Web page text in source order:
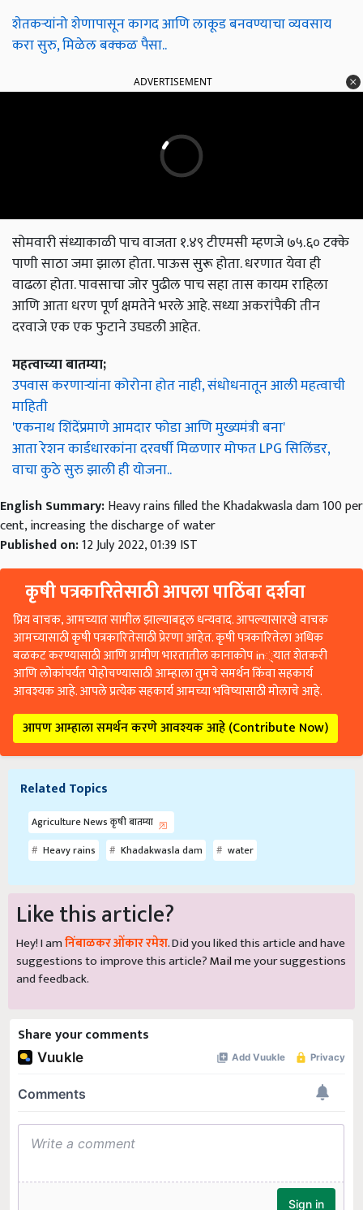
शेतकऱ्यांनो शेणापासून कागद आणि लाकूड बनवण्याचा व्यवसाय
करा सुरु, मिळेल बक्कळ पैसा..
ADVERTISEMENT
सोमवारी संध्याकाळी पाच वाजता १.४९ टीएमसी म्हणजे ७५.६० टक्के
पाणी साठा जमा झाला होता. पाऊस सुरू होता. धरणात येवा ही
वाढला होता. पावसाचा जोर पुढील पाच सहा तास कायम राहिला
आणि आता धरण पूर्ण क्षमतेने भरले आहे. सध्या अकरांपैकी तीन
दरवाजे एक एक फुटाने उघडली आहेत.
महत्वाच्या बातम्या;
उपवास करणाऱ्यांना कोरोना होत नाही, संधोधनातून आली महत्वाची
माहिती
'एकनाथ शिंदेंप्रमाणे आमदार फोडा आणि मुख्यमंत्री बना'
आता रेशन कार्डधारकांना दरवर्षी मिळणार मोफत LPG सिलिंडर,
वाचा कुठे सुरु झाली ही योजना..
English Summary:Heavy rains filled the Khadakwasla dam 100 per
cent, increasing the discharge of water
Published on:12 July 2022, 01:39 IST
कृषी पत्रकारितेसाठी आपला पाठिंबा दर्शवा
प्रिय वाचक, आमच्यात सामील झाल्याबद्दल धन्यवाद. आपल्यासारखे वाचक
आमच्यासाठी कृषी पत्रकारितेसाठी प्रेरणा आहेत. कृषी पत्रकारितेला अधिक
बळकट करण्यासाठी आणि ग्रामीण भारतातील कानाकोप in्यात शेतकरी
आणि लोकांपर्यंत पोहोचण्यासाठी आम्हाला तुमचे समर्थन किंवा सहकार्य
आवश्यक आहे. आपले प्रत्येक सहकार्य आमच्या भविष्यासाठी मोलाचे आहे.
आपण आम्हाला समर्थन करणे आवश्यक आहे (Contribute Now)
Related Topics
Agriculture News कृषी बातम्या
Heavy rains
Khadakwasla dam water
Like this article?
Hey! I amनिंबाळकर ओंकार रमेश. Did you liked this article and have
suggestions to improve this article?Mailme your suggestions
and feedback.
Share your comments